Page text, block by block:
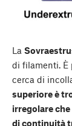
La
di filamenti. È
cerca di
superiore è
irregolare
di continuità